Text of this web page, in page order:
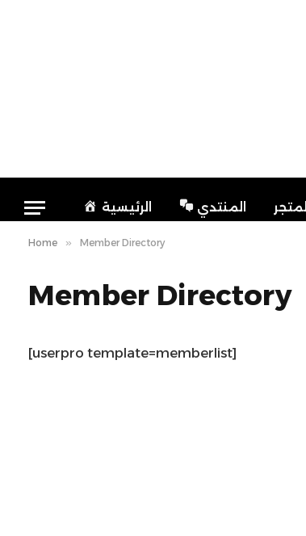
الرئيسية المنتدي المتجر
Home » Member Directory
Member Directory
[userpro template=memberlist]